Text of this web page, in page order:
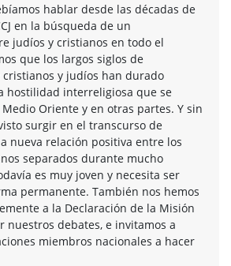
hablar desde las décadas de
en la búsqueda de un
judíos y cristianos en todo el
que los largos siglos de
y judíos han durado
hostilidad interreligiosa que se
Oriente y en otras partes. Y sin
surgir en el transcurso de
nueva relación positiva entre los
separados durante mucho
es muy joven y necesita ser
permanente. También nos hemos
a la Declaración de la Misión
nuestros debates, e invitamos a
miembros nacionales a hacer